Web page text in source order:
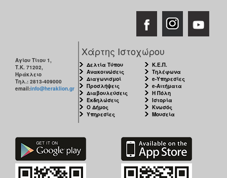
Αγίου Τίτου 1,
Τ.Κ. 71202,
Ηράκλειο
Τηλ.: 2813-409000
email:info@heraklion.gr
Χάρτης Ιστοχώρου
Δελτία Τύπου
Ανακοινώσεις
Διαγωνισμοί
Προσλήψεις
Διαβουλεύσεις
Εκδηλώσεις
Ο Δήμος
Υπηρεσίες
Κ.Ε.Π.
Τηλέφωνα
e-Υπηρεσίες
e-Αιτήματα
Η Πόλη
Ιστορία
Κνωσός
Μουσεία